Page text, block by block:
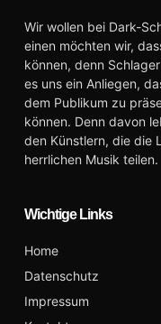
Wir wollen bei Dark-
einen möchten wir,
können, denn
es uns ein Anliegen,
dem Publikum zu
können. Denn davon
den Künstlern, die die
herrlichen Musik teilen.
Wichtige Links
Home
Datenschutz
Impressum